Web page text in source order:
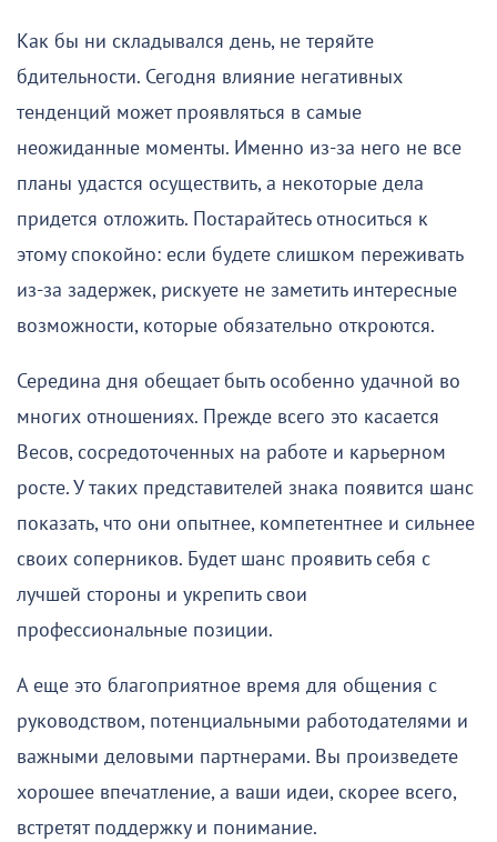
Как бы ни складывался день, не теряйте
бдительности. Сегодня влияние негативных
тенденций может проявляться в самые
неожиданные моменты. Именно из-за него не все
планы удастся осуществить, а некоторые дела
придется отложить. Постарайтесь относиться к
этому спокойно: если будете слишком переживать
из-за задержек, рискуете не заметить интересные
возможности, которые обязательно откроются.
Середина дня обещает быть особенно удачной во
многих отношениях. Прежде всего это касается
Весов, сосредоточенных на работе и карьерном
росте. У таких представителей знака появится шанс
показать, что они опытнее, компетентнее и сильнее
своих соперников. Будет шанс проявить себя с
лучшей стороны и укрепить свои
профессиональные позиции.
А еще это благоприятное время для общения с
руководством, потенциальными работодателями и
важными деловыми партнерами. Вы произведете
хорошее впечатление, а ваши идеи, скорее всего,
встретят поддержку и понимание.